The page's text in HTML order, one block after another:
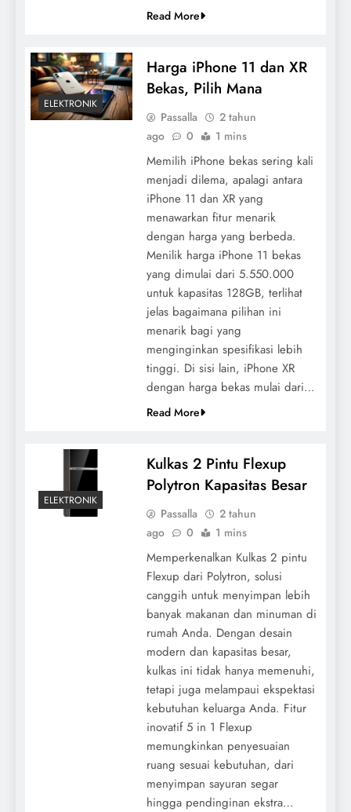
Read More
ELEKTRONIK
Harga iPhone 11 dan XR
Bekas, Pilih Mana
Passalla
2 tahun
ago
0 1 mins
Memilih iPhone bekas sering kali
menjadi dilema, apalagi antara
iPhone 11 dan XR yang
menawarkan fitur menarik
dengan harga yang berbeda.
Menilik harga iPhone 11 bekas
yang dimulai dari 5.550.000
untuk kapasitas 128GB, terlihat
jelas bagaimana pilihan ini
menarik bagi yang
menginginkan spesifikasi lebih
tinggi. Di sisi lain, iPhone XR
dengan harga bekas mulai dari…
Read More
ELEKTRONIK
Kulkas 2 Pintu Flexup
Polytron Kapasitas Besar
Passalla
2 tahun
ago
0 1 mins
Memperkenalkan Kulkas 2 pintu
Flexup dari Polytron, solusi
canggih untuk menyimpan lebih
banyak makanan dan minuman di
rumah Anda. Dengan desain
modern dan kapasitas besar,
kulkas ini tidak hanya memenuhi,
tetapi juga melampaui ekspektasi
kebutuhan keluarga Anda. Fitur
inovatif 5 in 1 Flexup
memungkinkan penyesuaian
ruang sesuai kebutuhan, dari
menyimpan sayuran segar
hingga pendinginan ekstra…